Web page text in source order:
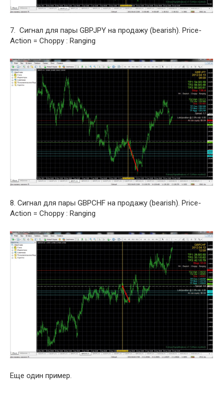
7. Сигнал для пары GBPJPY на продажу (bearish). Price-
Action = Choppy : Ranging
8. Сигнал для пары GBPCHF на продажу (bearish). Price-
Action = Choppy : Ranging
Еще один пример.